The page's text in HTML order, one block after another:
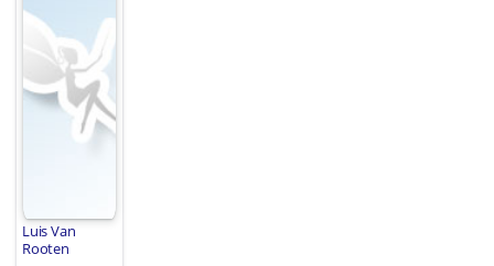
Luis Van
Rooten